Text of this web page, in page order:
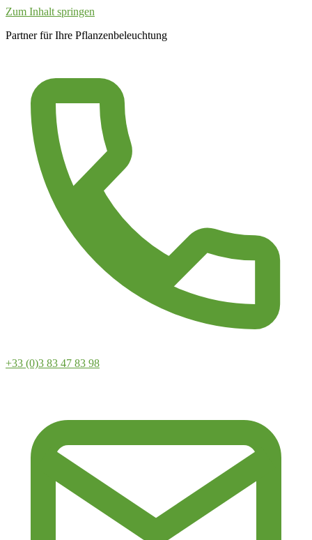
Zum Inhalt springen
Partner für Ihre Pflanzenbeleuchtung
+33 (0)3 83 47 83 98